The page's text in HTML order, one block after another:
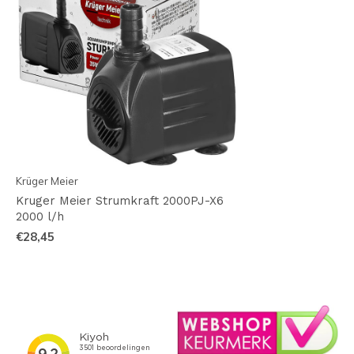
Krüger Meier
Kruger Meier Strumkraft 2000PJ-X6
2000 l/h
€28,45